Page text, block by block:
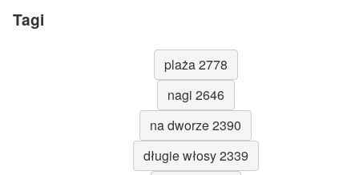
Tagi
plaża 2778
nagi 2646
na dworze 2390
długie włosy 2339